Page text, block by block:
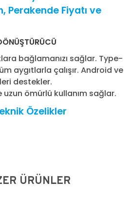
Perakende Fiyatı ve
bağlamanızı sağlar. Type-
aygıtlarla çalışır. Android ve
destekler.
ömürlü kullanım sağlar.
Özelikler
ÜRÜNLER